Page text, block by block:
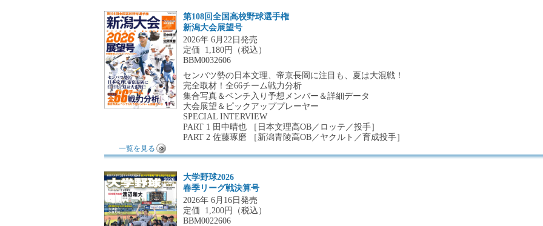
第108回全国高校野球選手権
新潟大会展望号
2026年 6月22日発売
定価 1,180円（税込）
BBM0032606
センバツ勢の日本文理、帝京長岡に注目も、夏は大混戦！
完全取材！全66チーム戦力分析
集合写真＆ベンチ入り予想メンバー＆詳細データ
大会展望＆ピックアッププレーヤー
SPECIAL INTERVIEW
PART 1 田中晴也 ［日本文理高OB／ロッテ／投手］
PART 2 佐藤琢磨 ［新潟青陵高OB／ヤクルト／育成投手］
一覧を見る
大学野球2026
春季リーグ戦決算号
2026年 6月16日発売
定価 1,200円（税込）
BBM0022606